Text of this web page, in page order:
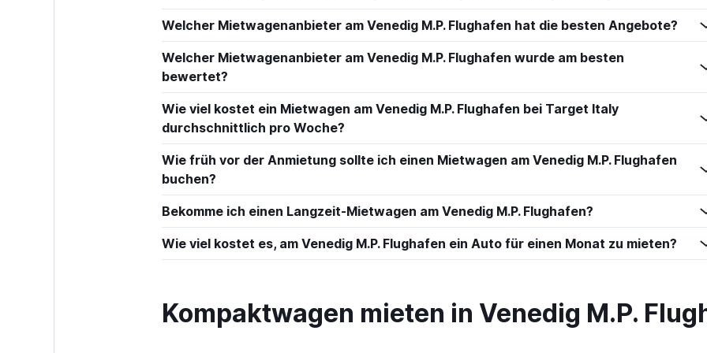
Welcher Mietwagenanbieter am Venedig M.P. Flughafen hat die besten Angebote?
Welcher Mietwagenanbieter am Venedig M.P. Flughafen wurde am besten
bewertet?
Wie viel kostet ein Mietwagen am Venedig M.P. Flughafen bei Target Italy
durchschnittlich pro Woche?
Wie früh vor der Anmietung sollte ich einen Mietwagen am Venedig M.P. Flughafen
buchen?
Bekomme ich einen Langzeit-Mietwagen am Venedig M.P. Flughafen?
Wie viel kostet es, am Venedig M.P. Flughafen ein Auto für einen Monat zu mieten?
Kompaktwagen mieten in Venedig M.P.